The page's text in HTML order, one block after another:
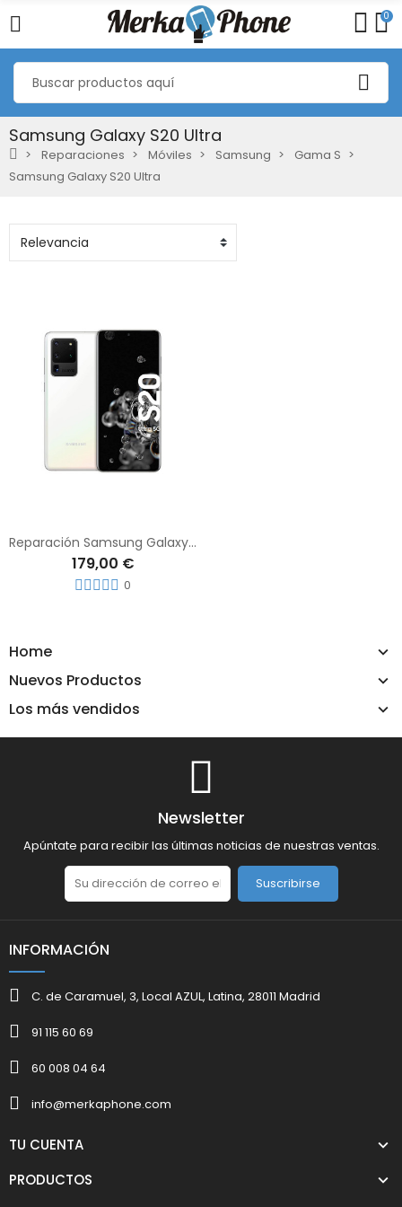
0
Samsung Galaxy S20 Ultra
Reparaciones Móviles Samsung
Gama S
Samsung Galaxy S20 Ultra
Home
Nuevos Productos
Los más vendidos
Reparación Samsung Galaxy S20 Ultra
179,00 €
0
Newsletter
Apúntate para recibir las últimas noticias de nuestras ventas.
Suscribirse
INFORMACIÓN
C. de Caramuel, 3, Local AZUL, Latina, 28011 Madrid
91 115 60 69
60 008 04 64
info@merkaphone.com
TU CUENTA
PRODUCTOS